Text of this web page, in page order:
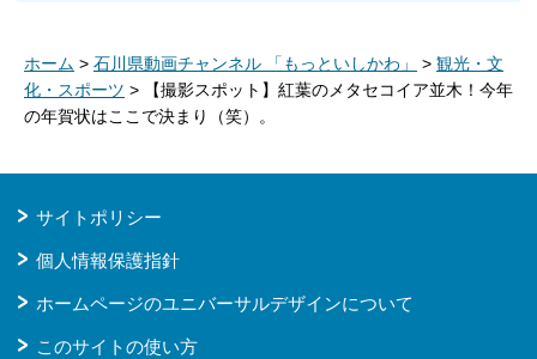
ホーム > 石川県動画チャンネル 「もっといしかわ」 > 観光・文
化・スポーツ > 【撮影スポット】紅葉のメタセコイア並木！今年
の年賀状はここで決まり（笑）。
サイトポリシー
個人情報保護指針
ホームページのユニバーサルデザインについて
このサイトの使い方